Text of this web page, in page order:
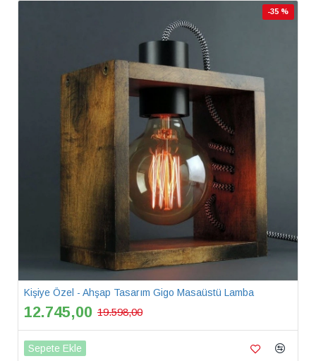
-35 %
Kişiye Özel - Ahşap Tasarım Gigo Masaüstü Lamba
12.745,00 19.598,00
Sepete Ekle